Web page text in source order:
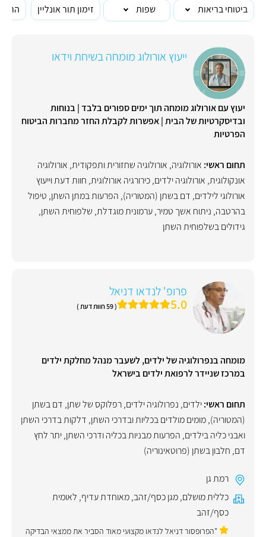
ביטוחי בריאות שפות זימון תור אונליין
ייעוץ אורולוג מומחה בשיחת וידאו
יעוץ עם אורולוג מומחה תוך ימים ספורים בלבד | בנוחות
ובדיסקרטיות של הבית | אפשרות לקבלת החזר מחברות הביטוח
הפרטיות
תחום ראשי: אורולוגיה, אורולוגיה שחזורית ותפקודית, אורולוגיה
אונקולוגית, אורולוגיה ילדים,כירורגיה אורולוגית, חוות דעת וייעוץ
אורולוגי לילדים, דם בשתן (המטוריה), הפרעות במתן השתן, טיפול
בהרטבה, ניתוח אשך טמיר,ערמונית מוגדלת, שלפוחית השתן,
גידולים בשלפוחית השתן
פרופ' לנדאו דניאל
5.0 ( 59 חוות דעת )
מומחה בנפרולוגיה של ילדים, לשעבר מנהל מחלקת ילדים
במרכז שניידר לרפואת ילדים בישראל
תחום ראשי:ילדים, נפרולוגיה ילדים,רפלוקס של שתן, דם בשתן
(המטוריה),מומים מולדים בכליות ובדרכי השתן, דלקות בדרכי השתן
ואבני כליה בילדים, הפרעות מבניות בכליה ודרכי השתן,יתר לחץ
דם, חלבון בשתן (פרוטאינוריה)
רמת גן
כללית מושלם,מגן כסף/זהב,מאוחדת עדיף, לאומית
כסף/זהב
"הפרופסור דניאל לנדאו מקצועי מאוד הסביר את ממצאי הבדיקה